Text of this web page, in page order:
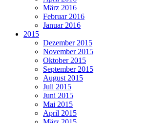
März 2016
Februar 2016
Januar 2016
2015
Dezember 2015
November 2015
Oktober 2015
September 2015
August 2015
Juli 2015
Juni 2015
Mai 2015
April 2015